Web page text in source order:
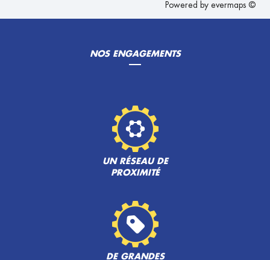
Powered by evermaps ©
NOS ENGAGEMENTS
UN RÉSEAU DE
PROXIMITÉ
DE GRANDES